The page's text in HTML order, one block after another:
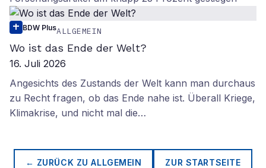
BDW PlusALLGEMEIN
Wo ist das Ende der Welt?
16. Juli 2026
Angesichts des Zustands der Welt kann man durchaus
zu Recht fragen, ob das Ende nahe ist. Überall Kriege,
Klimakrise, und nicht mal die…
← ZURÜCK ZUALLGEMEIN ZUR STARTSEITE